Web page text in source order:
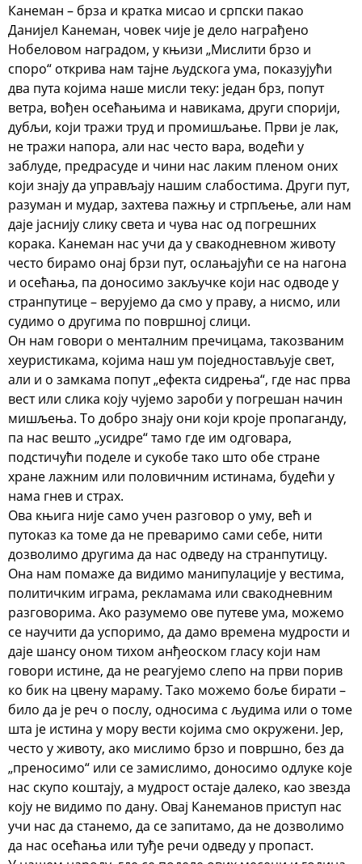
Канеман – брза и кратка мисао и српски пакао
Данијел Канеман, човек чије је дело награђено
Нобеловом наградом, у књизи „Мислити брзо и
споро“ открива нам тајне људскога ума, показујући
два пута којима наше мисли теку: један брз, попут
ветра, вођен осећањима и навикама, други спорији,
дубљи, који тражи труд и промишљање. Први је лак,
не тражи напора, али нас често вара, водећи у
заблуде, предрасуде и чини нас лаким пленом оних
који знају да управљају нашим слабостима. Други пут,
разуман и мудар, захтева пажњу и стрпљење, али нам
даје јаснију слику света и чува нас од погрешних
корака. Канеман нас учи да у свакодневном животу
често бирамо онај брзи пут, ослањајући се на нагона
и осећања, па доносимо закључке који нас одводе у
странпутице – верујемо да смо у праву, а нисмо, или
судимо о другима по површној слици.
Он нам говори о менталним пречицама, такозваним
хеуристикама, којима наш ум поједностављује свет,
али и о замкама попут „ефекта сидрења“, где нас прва
вест или слика коју чујемо зароби у погрешан начин
мишљења. То добро знају они који кроје пропаганду,
па нас вешто „усидре“ тамо где им одговара,
подстичући поделе и сукобе тако што обе стране
хране лажним или половичним истинама, будећи у
нама гнев и страх.
Ова књига није само учен разговор о уму, већ и
путоказ ка томе да не преваримо сами себе, нити
дозволимо другима да нас одведу на странпутицу.
Она нам помаже да видимо манипулације у вестима,
политичким играма, рекламама или свакодневним
разговорима. Ако разумемо ове путеве ума, можемо
се научити да успоримо, да дамо времена мудрости и
даје шансу оном тихом анђеоском гласу који нам
говори истине, да не реагујемо слепо на први порив
ко бик на цвену мараму. Тако можемо боље бирати –
било да је реч о послу, односима с људима или о томе
шта је истина у мору вести којима смо окружени. Јер,
често у животу, ако мислимо брзо и површно, без да
„преносимо“ или се замислимо, доносимо одлуке које
нас скупо коштају, а мудрост остаје далеко, као звезда
коју не видимо по дану. Овај Канеманов приступ нас
учи нас да станемо, да се запитамо, да не дозволимо
да нас осећања или туђе речи одведу у пропаст.